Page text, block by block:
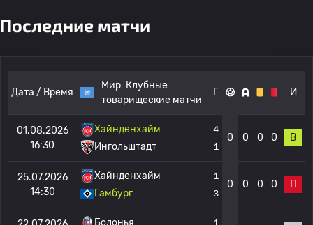
Последние матчи
Дата / Время
Мир: Клубные
товарищеские матчи
Г И
01.08.2026
16:30
Хайнденхайм
Ингольштадт
4
1
0 0 0 0 В
25.07.2026
14:30
Хайнденхайм
Гамбург
1
3
0 0 0 0 П
Болонья
1